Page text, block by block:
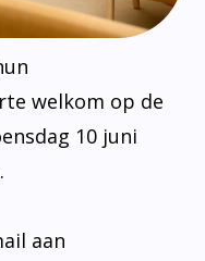
welkom op de
10 juni
aan